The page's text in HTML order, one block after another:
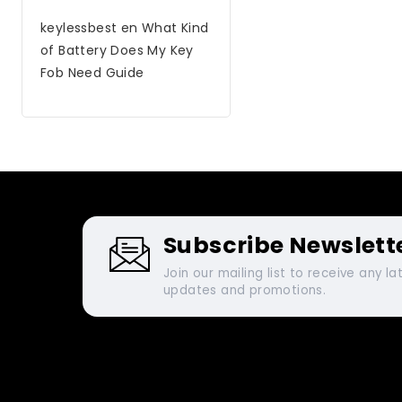
keylessbest enWhat Kind
of Battery Does My Key
Fob Need Guide
Subscribe
Join our mailing list to receive any
updates and promotions.